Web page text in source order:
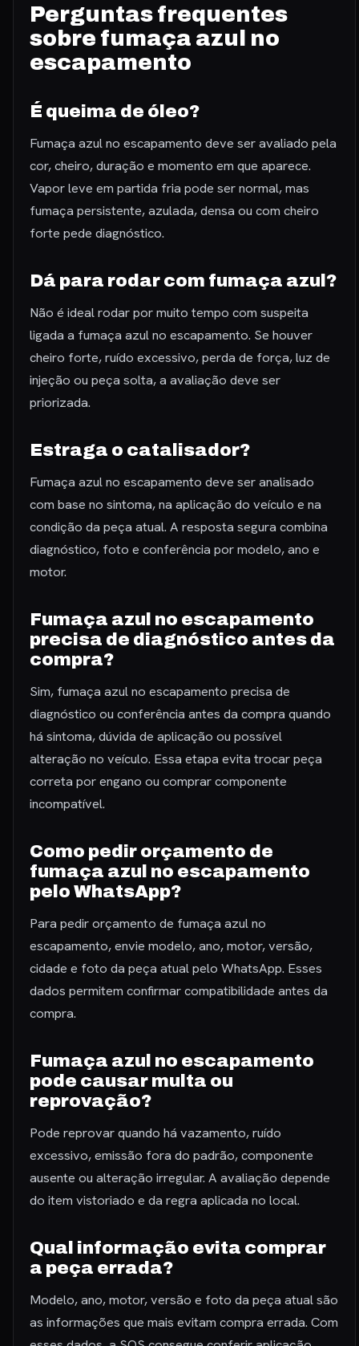
Perguntas frequentes
sobre fumaça azul no
escapamento
É queima de óleo?
Fumaça azul no escapamento deve ser avaliado pela
cor, cheiro, duração e momento em que aparece.
Vapor leve em partida fria pode ser normal, mas
fumaça persistente, azulada, densa ou com cheiro
forte pede diagnóstico.
Dá para rodar com fumaça azul?
Não é ideal rodar por muito tempo com suspeita
ligada a fumaça azul no escapamento. Se houver
cheiro forte, ruído excessivo, perda de força, luz de
injeção ou peça solta, a avaliação deve ser
priorizada.
Estraga o catalisador?
Fumaça azul no escapamento deve ser analisado
com base no sintoma, na aplicação do veículo e na
condição da peça atual. A resposta segura combina
diagnóstico, foto e conferência por modelo, ano e
motor.
Fumaça azul no escapamento
precisa de diagnóstico antes da
compra?
Sim, fumaça azul no escapamento precisa de
diagnóstico ou conferência antes da compra quando
há sintoma, dúvida de aplicação ou possível
alteração no veículo. Essa etapa evita trocar peça
correta por engano ou comprar componente
incompatível.
Como pedir orçamento de
fumaça azul no escapamento
pelo WhatsApp?
Para pedir orçamento de fumaça azul no
escapamento, envie modelo, ano, motor, versão,
cidade e foto da peça atual pelo WhatsApp. Esses
dados permitem confirmar compatibilidade antes da
compra.
Fumaça azul no escapamento
pode causar multa ou
reprovação?
Pode reprovar quando há vazamento, ruído
excessivo, emissão fora do padrão, componente
ausente ou alteração irregular. A avaliação depende
do item vistoriado e da regra aplicada no local.
Qual informação evita comprar
a peça errada?
Modelo, ano, motor, versão e foto da peça atual são
as informações que mais evitam compra errada. Com